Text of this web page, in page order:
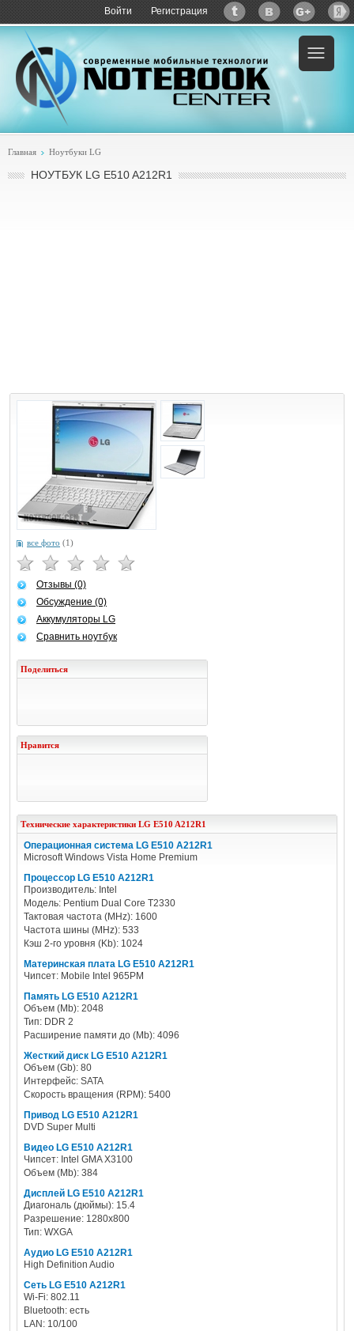
Войти Регистрация
Пример:купить LG E510 A212R1
Главная Ноутбуки LG
НОУТБУК LG E510 A212R1
все фото (1)
Отзывы (0)
Обсуждение (0)
Аккумуляторы LG
Сравнить ноутбук
Поделиться
Нравится
Технические характеристики LG E510 A212R1
Операционная система LG E510 A212R1
Microsoft Windows Vista Home Premium
Процессор LG E510 A212R1
Производитель: Intel
Модель: Pentium Dual Core T2330
Тактовая частота (MHz): 1600
Частота шины (MHz): 533
Кэш 2-го уровня (Kb): 1024
Материнская плата LG E510 A212R1
Чипсет: Mobile Intel 965PM
Память LG E510 A212R1
Объем (Mb): 2048
Тип: DDR 2
Расширение памяти до (Mb): 4096
Жесткий диск LG E510 A212R1
Объем (Gb): 80
Интерфейс: SATA
Скорость вращения (RPM): 5400
Привод LG E510 A212R1
DVD Super Multi
Видео LG E510 A212R1
Чипсет: Intel GMA X3100
Объем (Mb): 384
Дисплей LG E510 A212R1
Диагональ (дюймы): 15.4
Разрешение: 1280x800
Тип: WXGA
Аудио LG E510 A212R1
High Definition Audio
Сеть LG E510 A212R1
Wi-Fi: 802.11
Bluetooth: есть
LAN: 10/100